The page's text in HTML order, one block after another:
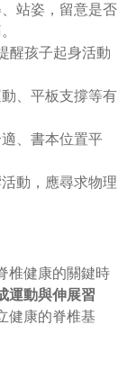
站姿，留意是否
醒孩子起身活動
、平板支撐等有
、書本位置平
動，應尋求物理
椎健康的關鍵時
運動與伸展習
健康的脊椎基